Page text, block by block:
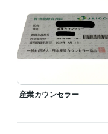
取得
3級ファイナンシャルプ
婚活アドバイザー 取得
産業カウンセラー 取得
2級ファイナンシャルプラ
メンタルヘルスマネジ
日商簿記3級 取得年 :
オートデスク認定ユーザ
産業カウンセラー